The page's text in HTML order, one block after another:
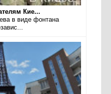
Кие...
в виде фонтана